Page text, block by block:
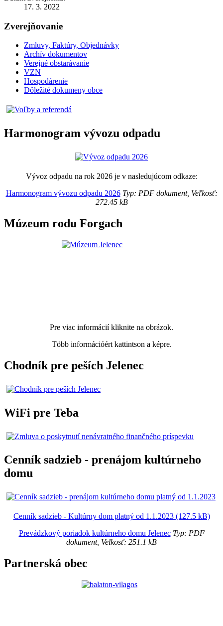
17. 3. 2022
Zverejňovanie
Zmluvy, Faktúry, Objednávky
Archív dokumentov
Verejné obstarávanie
VZN
Hospodárenie
Dôležité dokumeny obce
Harmonogram vývozu odpadu
Vývoz odpadu na rok 2026 je v nasledujúcom odkaze:
Harmonogram vývozu odpadu 2026Typ: PDF dokument, Veľkosť:
272.45 kB
Múzeum rodu Forgach
Pre viac informácií kliknite na obrázok.
Több információért kattintson a képre.
Chodník pre peších Jelenec
WiFi pre Teba
Cenník sadzieb - prenájom kultúrneho
domu
Cenník sadzieb - Kultúrny dom platný od 1.1.2023 (127.5 kB)
Prevádzkový poriadok kultúrneho domu JelenecTyp: PDF
dokument, Velkosť: 251.1 kB
Partnerská obec